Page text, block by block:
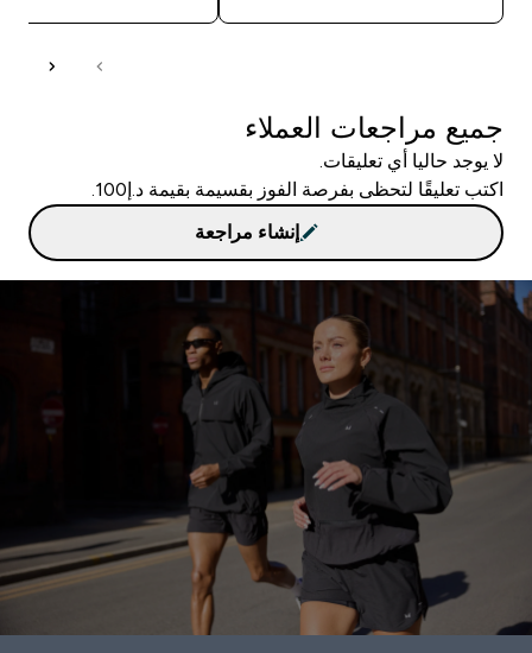
جميع مراجعات العملاء
لا يوجد حاليا أي تعليقات.
اكتب تعليقًا لتحظى بفرصة الفوز بقسيمة بقيمة د.إ100.
إنشاء مراجعة